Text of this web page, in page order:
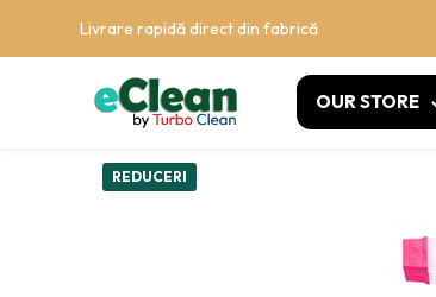
Livrare rapidă direct din fabrică
OUR STORE
REDUCERI